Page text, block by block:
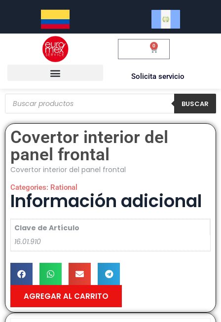
0
Solicita servicio
BUSCAR
Covertor interior del
panel frontal
Covertor interior del panel frontal
Categories: Rational
Información adicional
Clave de Artículo
16.01.910
AGREGAR AL CARRITO